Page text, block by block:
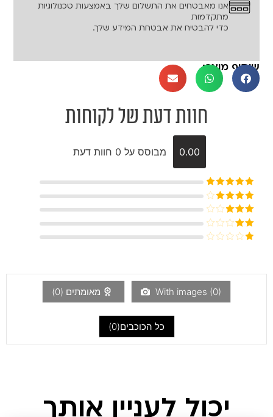
אנו מאבטחים את התשלום שלך באמצעות טכנולוגיות
מתקדמות
כדי להבטיח את אבטחת המידע שלך.
שיתוף מוצר:
חוות דעת של לקוחות
0.00 מבוסס על 0 חוות דעת
דורג5מתוך
5
דורג4
מתוך 5
דורג3
מתוך 5
דורג
5
With images (0) מאומתים (0
)
כל הכוכבים(0
)
יכול לעניין אותך